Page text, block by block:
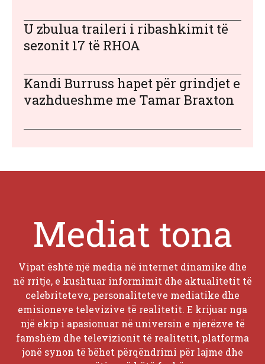
U zbulua traileri i ribashkimit të
sezonit 17 të RHOA
Kandi Burruss hapet për grindjet e
vazhdueshme me Tamar Braxton
Mediat tona
Vipat është një media në internet dinamike dhe
në rritje, e kushtuar informimit dhe aktualitetit të
celebriteteve, personaliteteve mediatike dhe
emisioneve televizive të realitetit. E krijuar nga
një ekip i apasionuar në universin e njerëzve të
famshëm dhe televizionit të realitetit, platforma
jonë synon të bëhet përqëndrimi për lajme dhe